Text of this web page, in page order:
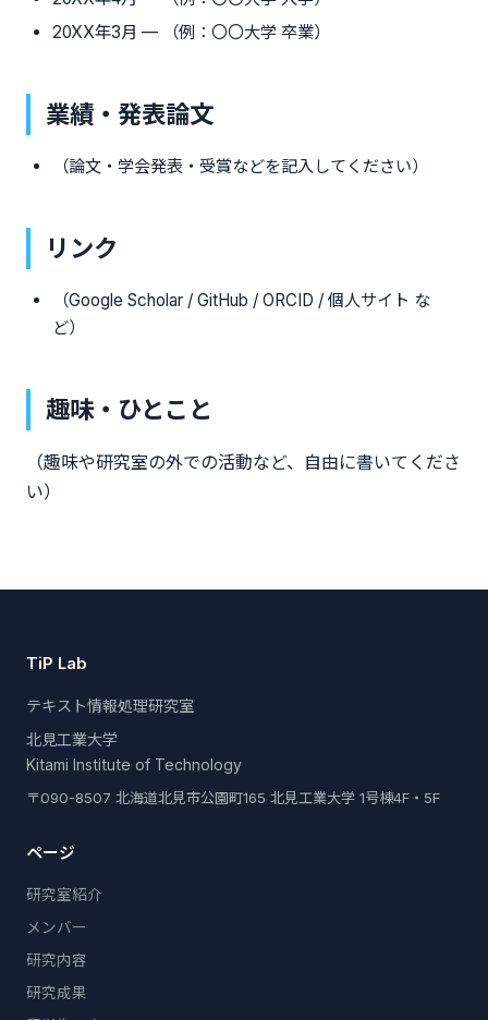
20XX年3月 — （例：〇〇大学 卒業）
業績・発表論文
（論文・学会発表・受賞などを記入してください）
リンク
（Google Scholar / GitHub / ORCID / 個人サイト な
ど）
趣味・ひとこと
（趣味や研究室の外での活動など、自由に書いてくださ
い）
TiP Lab
テキスト情報処理研究室
北見工業大学
Kitami Institute of Technology
〒090-8507 北海道北見市公園町165 北見工業大学 1号棟4F・5F
ページ
研究室紹介
メンバー
研究内容
研究成果